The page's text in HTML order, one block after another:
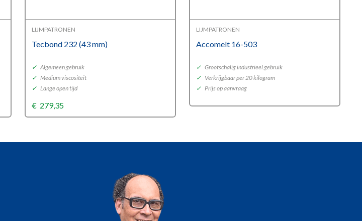
LIJMPATRONEN
Tecbond 232 (43 mm)
✓ Algemeen gebruik
✓ Medium viscositeit
✓ Lange open tijd
€ 279,35
LIJMPATRONEN
Accomelt 16-503
✓ Grootschalig industrieel gebruik
✓ Verkrijgbaar per 20 kilogram
✓ Prijs op aanvraag